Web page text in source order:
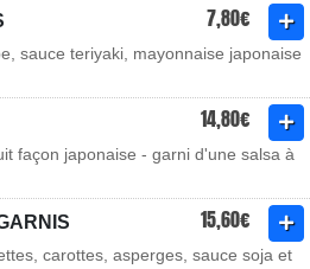
7,80€
sauce teriyaki, mayonnaise japonaise
14,80€
façon japonaise - garni d'une salsa à
15,60€
carottes, asperges, sauce soja et